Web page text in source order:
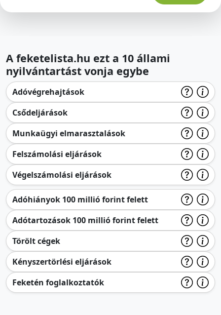
A feketelista.hu ezt a 10 állami
nyilvántartást vonja egybe
Adóvégrehajtások
Csődeljárások
Munkaügyi elmarasztalások
Felszámolási eljárások
Végelszámolási eljárások
Adóhiányok 100 millió forint felett
Adótartozások 100 millió forint felett
Törölt cégek
Kényszertörlési eljárások
Feketén foglalkoztatók